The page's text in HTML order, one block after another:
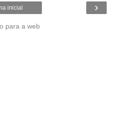
›
inicial
para a web